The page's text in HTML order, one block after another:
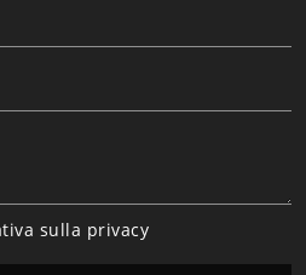
sulla privacy